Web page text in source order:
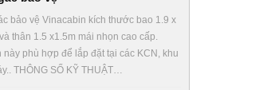
bảo vệ Vinacabin kích thước bao 1.9 x
thân 1.5 x1.5m mái nhọn cao cấp.
này phù hợp để lắp đặt tại các KCN, khu
THÔNG SỐ KỸ THUẬT…